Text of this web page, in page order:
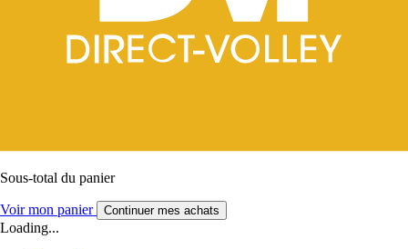
Sous-total du panier
Voir mon panier Continuer mes achats
Loading...